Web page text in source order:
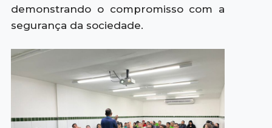
demonstrando o compromisso com a
segurança da sociedade.